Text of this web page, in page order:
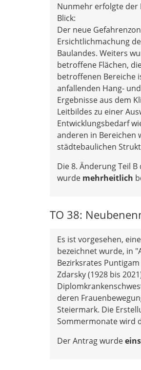
Nunmehr erfolgte der
Blick:
Der neue
Ersichtlichmachung
Baulandes. Weiters
betroffene Flächen,
betroffenen Bereiche
anfallenden Hang-
Ergebnisse aus dem
Leitbildes zu einer
Entwicklungsbedarf
anderen in Bereichen
städtebaulichen
Die 8. Änderung Teil
wurde mehrheitlich
TO 38:
Es ist vorgesehen,
bezeichnet wurde, in
Bezirksrates
Zdarsky (1928 bis
deren
Steiermark. Die
Sommermonate wird
Der Antrag wurde